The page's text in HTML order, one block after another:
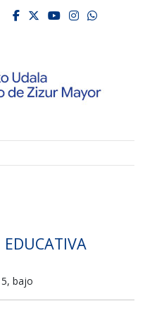
de
facebook
twitter
youtube
bajo